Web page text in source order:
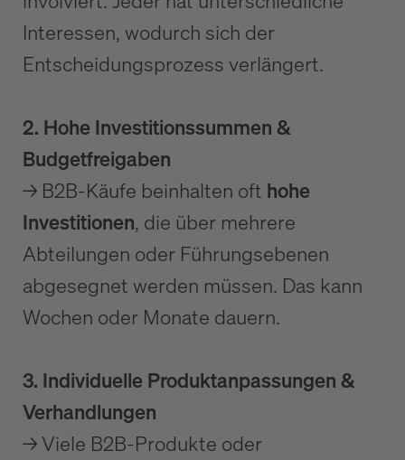
Interessen, wodurch sich der
Entscheidungsprozess verlängert.
2. Hohe Investitionssummen &
Budgetfreigaben
→ B2B-Käufe beinhalten oft hohe
Investitionen, die über mehrere
Abteilungen oder Führungsebenen
abgesegnet werden müssen. Das kann
Wochen oder Monate dauern.
3. Individuelle Produktanpassungen &
Verhandlungen
→ Viele B2B-Produkte oder